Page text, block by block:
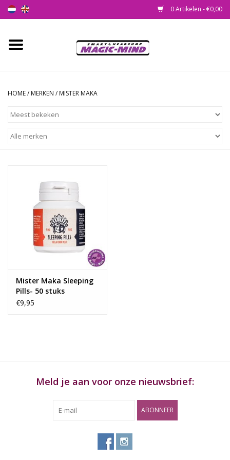
0 Artikelen - €0,00
Home
Headshop
Health Supplies
Psychedelic
Rituals & Wierook
Sale
HOME/ MERKEN / MISTER MAKA
Mister Maka Sleeping
Pills- 50 stuks
€9,95
Meld je aan voor onze nieuwsbrief:
ABONNEER